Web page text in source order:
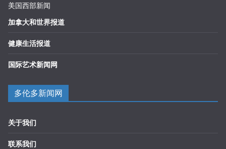
美国西部新闻
加拿大和世界报道
健康生活报道
国际艺术新闻网
多伦多新闻网
关于我们
联系我们